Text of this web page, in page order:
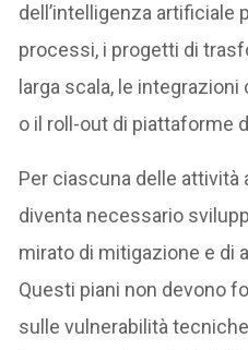
dell’intelligenza artificiale
processi, i progetti di
larga scala, le
o il roll-out di piattaforme
Per ciascuna delle attività
diventa necessario
mirato di mitigazione e di
Questi piani non devono
sulle vulnerabilità